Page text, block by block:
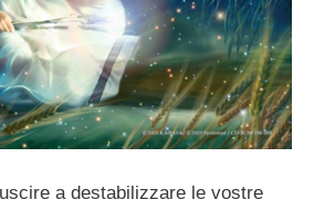
a destabilizzare le vostre